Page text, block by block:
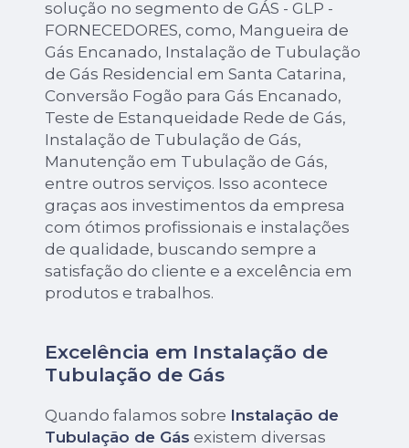
solução no segmento de GÁS - GLP -
FORNECEDORES, como, Mangueira de
Gás Encanado, Instalação de Tubulação
de Gás Residencial em Santa Catarina,
Conversão Fogão para Gás Encanado,
Teste de Estanqueidade Rede de Gás,
Instalação de Tubulação de Gás,
Manutenção em Tubulação de Gás,
entre outros serviços. Isso acontece
graças aos investimentos da empresa
com ótimos profissionais e instalações
de qualidade, buscando sempre a
satisfação do cliente e a excelência em
produtos e trabalhos.
Excelência em Instalação de
Tubulação de Gás
Quando falamos sobre Instalação de
Tubulação de Gás existem diversas